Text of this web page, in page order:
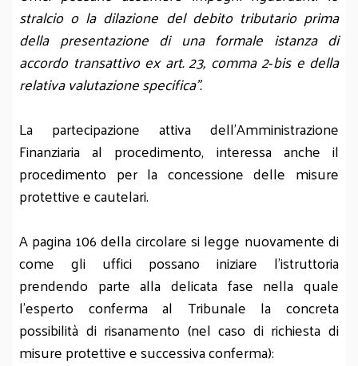
stralcio o la dilazione del debito tributario prima
della presentazione di una formale istanza di
accordo transattivo ex art. 23, comma 2‑bis e della
relativa valutazione specifica”.
La partecipazione attiva dell’Amministrazione
Finanziaria al procedimento, interessa anche il
procedimento per la concessione delle misure
protettive e cautelari.
A pagina 106 della circolare si legge nuovamente di
come gli uffici possano iniziare l’istruttoria
prendendo parte alla delicata fase nella quale
l’esperto conferma al Tribunale la concreta
possibilità di risanamento (nel caso di richiesta di
misure protettive e successiva conferma):